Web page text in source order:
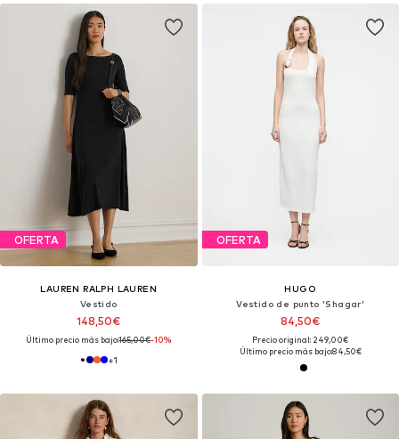
OFERTA
LAUREN RALPH LAUREN
Vestido
148,50€
Último precio más bajo:165,00€-10%
+1
OFERTA
HUGO
Vestido de punto 'Shagar'
84,50€
Precio original: 249,00€
Último precio más bajo:84,50€